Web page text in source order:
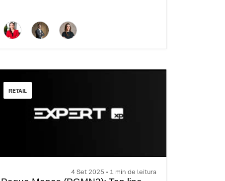
RETAIL
4 Set 2025 • 1 min de leitura